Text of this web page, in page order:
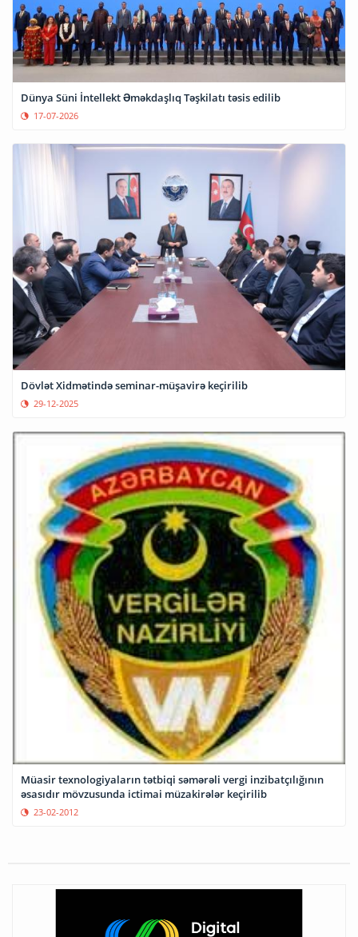
Dünya Süni İntellekt Əməkdaşlıq Təşkilatı təsis edilib
17-07-2026
Dövlət Xidmətində seminar-müşavirə keçirilib
29-12-2025
Müasir texnologiyaların tətbiqi səmərəli vergi inzibatçılığının
əsasıdır mövzusunda ictimai müzakirələr keçirilib
23-02-2012